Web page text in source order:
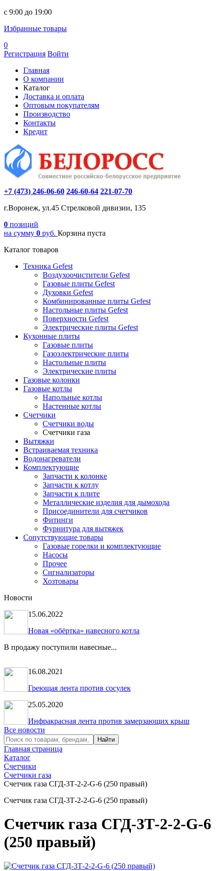
c 9:00 до 19:00
Избранные товары
0
Регистрация Войти
Главная
О компании
Каталог
Доставка и оплата
Оптовым покупателям
Производство
Контакты
Кредит
+7 (473) 246-06-60 246-60-64 221-07-70
г.Воронеж, ул.45 Стрелковой дивизии, 135
0 позиций
на сумму 0 руб. Корзина пуста
Каталог товаров
Техника Gefest
Воздухоочистители Gefest
Газовые плиты Gefest
Духовки Gefest
Комбинированные плиты Gefest
Настольные плиты Gefest
Поверхности Gefest
Электрические плиты Gefest
Кухонные плиты
Газовые плиты
Газоэлектрические плиты
Настольные плиты
Электрические плиты
Газовые колонки
Газовые котлы
Напольные котлы
Настенные котлы
Счетчики
Счетчики воды
Счетчики газа
Вытяжки
Встраиваемая техника
Водонагреватели
Комплектующие
Запчасти к колонке
Запчасти к котлу
Запчасти к плите
Металлические изделия для дымохода
Присоединители для счетчиков
Фитинги
Фурнитура для вытяжек
Сопутствующие товары
Газовые горелки и комплектующие
Насосы
Прочее
Сигнализаторы
Хозтовары
Новости
15.06.2022
Новая «обёртка» навесного котла
В продажу поступили навесные...
16.08.2021
Греющая лента против сосулек
25.05.2020
Инфракрасная лента против замерзающих крыш
Все новости
Главная страница
Каталог
Счетчики
Счетчики газа
Счетчик газа СГД-3Т-2-2-G-6 (250 правый)
Счетчик газа СГД-3Т-2-2-G-6 (250 правый)
Счетчик газа СГД-3Т-2-2-G-6
(250 правый)